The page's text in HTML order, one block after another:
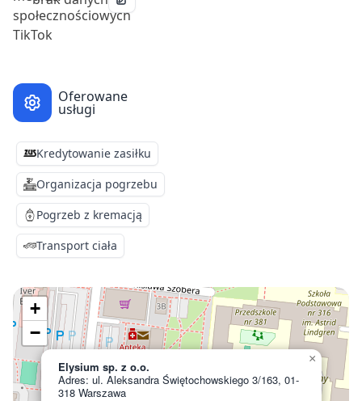
Oferowane
usługi
Kredytowanie zasiłku
Organizacja pogrzebu
Pogrzeb z kremacją
Transport ciała
Elysium sp. z o.o.
Adres: ul. Aleksandra Świętochowskiego 3/163, 01-
318 Warszawa
×
+
−